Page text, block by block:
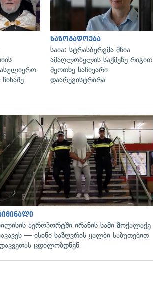
საზოგადოება
საია: სტრასბურგმა მზია
ამაღლობელის საქმეზე რიგით
მეოთხე საჩივარი
დაარეგისტრირა
აეროპორტში ირანის სამი მოქალაქე
— ისინი საზღვრის ყალბი საბუთებით
ცდილობდნენ